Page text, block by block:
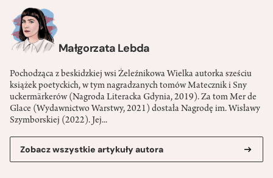
Małgorzata Lebda
Pochodząca z beskidzkiej wsi Żeleźnikowa Wielka autorka sześciu
książek poetyckich, w tym nagradzanych tomów Matecznik i Sny
uckermärkerów (Nagroda Literacka Gdynia, 2019). Za tom Mer de
Glace (Wydawnictwo Warstwy, 2021) dostała Nagrodę im. Wisławy
Szymborskiej (2022). Jej...
Zobacz wszystkie artykuły autora